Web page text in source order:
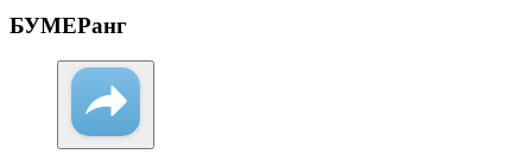
БУМЕРанг